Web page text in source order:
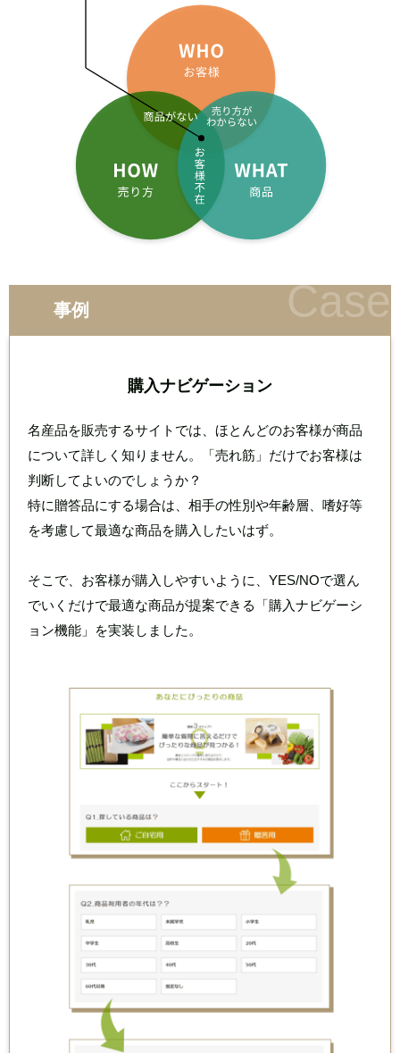
事例
購入ナビゲーション
名産品を販売するサイトでは、ほとんどのお客様が商品
について詳しく知りません。
「売れ筋」だけでお客様は
判断してよいのでしょうか？
特に贈答品にする場合は、相手の性別や年齢層、嗜好等
を考慮して最適な商品を購入したいはず。
そこで、お客様が購入しやすいように、YES/NOで選ん
でいくだけで最適な商品が提案できる
「購入ナビゲーシ
ョン機能」を実装しました。